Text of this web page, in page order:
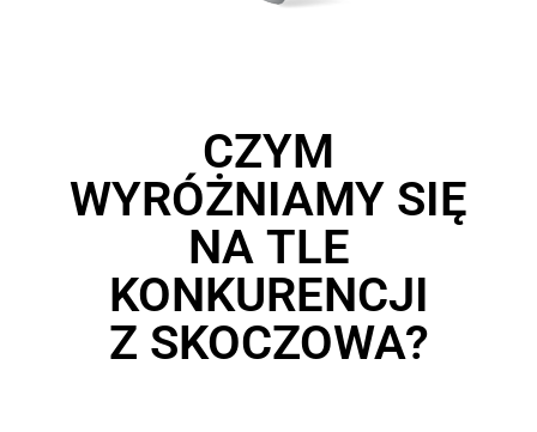
CZYM
WYRÓŻNIAMY SIĘ
NA TLE
KONKURENCJI
Z SKOCZOWA?